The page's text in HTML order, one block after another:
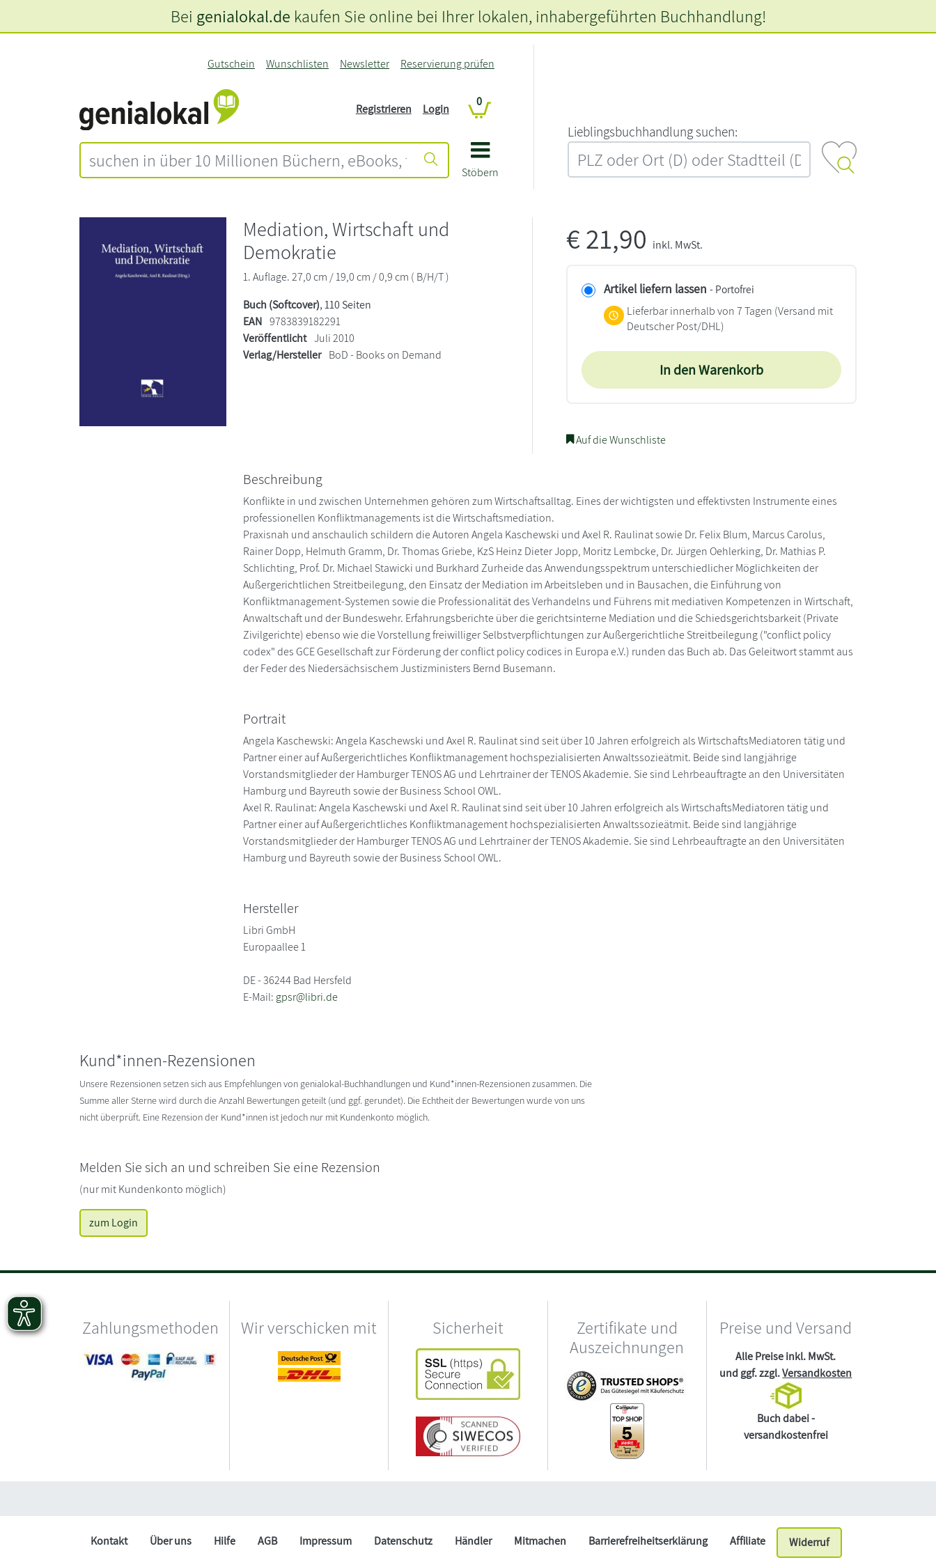
Stöbern
Gutschein Wunschlisten Newsletter Reservierung prüfen
Registrieren Login
0
L‍i‍e‍b‍l‍i‍n‍g‍s‍b‍u‍c‍h‍h‍a‍n‍d‍l‍u‍n‍g‍ ‍s‍u‍c‍h‍e‍n‍:‍
Bei genialokal.de kaufen Sie online bei Ihrer lokalen, inhabergeführten Buchhandlung!
Mediation, Wirtschaft und
Demokratie
1. Auflage. 27,0 cm / 19,0 cm / 0,9 cm ( B/H/T )
Buch (Softcover), 110 Seiten
EAN 9783839182291
Veröffentlicht Juli 2010
Verlag/Hersteller BoD - Books on Demand
€21,90 inkl. MwSt.
Artikel liefern lassen - Portofrei
Lieferbar innerhalb von 7 Tagen (Versand mit
Deutscher Post/DHL)
In den Warenkorb
Auf die Wunschliste
Beschreibung
Konflikte in und zwischen Unternehmen gehören zum Wirtschaftsalltag. Eines der wichtigsten und effektivsten Instrumente eines
professionellen Konfliktmanagements ist die Wirtschaftsmediation.
Praxisnah und anschaulich schildern die Autoren Angela Kaschewski und Axel R. Raulinat sowie Dr. Felix Blum, Marcus Carolus,
Rainer Dopp, Helmuth Gramm, Dr. Thomas Griebe, KzS Heinz Dieter Jopp, Moritz Lembcke, Dr. Jürgen Oehlerking, Dr. Mathias P.
Schlichting, Prof. Dr. Michael Stawicki und Burkhard Zurheide das Anwendungsspektrum unterschiedlicher Möglichkeiten der
Außergerichtlichen Streitbeilegung, den Einsatz der Mediation im Arbeitsleben und in Bausachen, die Einführung von
Konfliktmanagement-Systemen sowie die Professionalität des Verhandelns und Führens mit mediativen Kompetenzen in Wirtschaft,
Anwaltschaft und der Bundeswehr. Erfahrungsberichte über die gerichtsinterne Mediation und die Schiedsgerichtsbarkeit (Private
Zivilgerichte) ebenso wie die Vorstellung freiwilliger Selbstverpflichtungen zur Außergerichtliche Streitbeilegung ("conflict policy
codex" des GCE Gesellschaft zur Förderung der conflict policy codices in Europa e.V.) runden das Buch ab. Das Geleitwort stammt aus
der Feder des Niedersächsischem Justizministers Bernd Busemann.
Portrait
Angela Kaschewski: Angela Kaschewski und Axel R. Raulinat sind seit über 10 Jahren erfolgreich als WirtschaftsMediatoren tätig und
Partner einer auf Außergerichtliches Konfliktmanagement hochspezialisierten Anwaltssozieätmit. Beide sind langjährige
Vorstandsmitglieder der Hamburger TENOS AG und Lehrtrainer der TENOS Akademie. Sie sind Lehrbeauftragte an den Universitäten
Hamburg und Bayreuth sowie der Business School OWL.
Axel R. Raulinat: Angela Kaschewski und Axel R. Raulinat sind seit über 10 Jahren erfolgreich als WirtschaftsMediatoren tätig und
Partner einer auf Außergerichtliches Konfliktmanagement hochspezialisierten Anwaltssozieätmit. Beide sind langjährige
Vorstandsmitglieder der Hamburger TENOS AG und Lehrtrainer der TENOS Akademie. Sie sind Lehrbeauftragte an den Universitäten
Hamburg und Bayreuth sowie der Business School OWL.
Hersteller
Libri GmbH
Europaallee 1
DE - 36244 Bad Hersfeld
E-Mail: gpsr@libri.de
Kund*innen-Rezensionen
Unsere Rezensionen setzen sich aus Empfehlungen von genialokal-Buchhandlungen und Kund*innen-Rezensionen zusammen. Die
Summe aller Sterne wird durch die Anzahl Bewertungen geteilt (und ggf. gerundet). Die Echtheit der Bewertungen wurde von uns
nicht überprüft. Eine Rezension der Kund*innen ist jedoch nur mit Kundenkonto möglich.
Melden Sie sich an und schreiben Sie eine Rezension
(nur mit Kundenkonto möglich)
zum Login
Zahlungsmethoden Wir verschicken mit Sicherheit
Zertifikate und
Auszeichnungen
Preise und Versand
Alle Preise inkl. MwSt.
und ggf. zzgl.Versandkosten
Buch dabei -
versandkostenfrei
Kontakt Über uns Hilfe AGB Impressum Datenschutz Händler Mitmachen Barrierefreiheitserklärung Affiliate Widerruf